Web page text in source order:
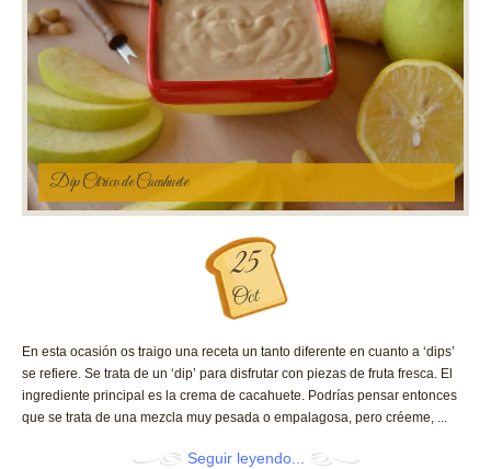
Dip Cítrico de Cacahuete
25
Oct
En esta ocasión os traigo una receta un tanto diferente en cuanto a ‘dips’
se refiere. Se trata de un ‘dip’ para disfrutar con piezas de fruta fresca. El
ingrediente principal es la crema de cacahuete. Podrías pensar entonces
que se trata de una mezcla muy pesada o empalagosa, pero créeme, ...
Seguir leyendo...